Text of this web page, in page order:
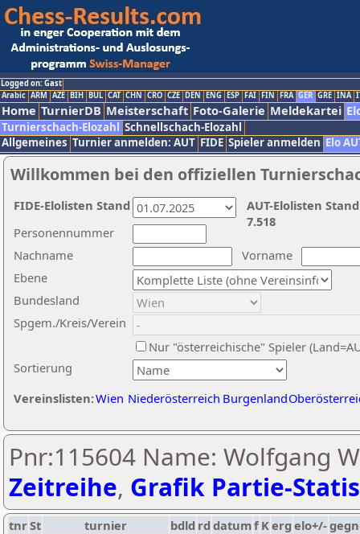
Logged on: Gast
Arabic ARM AZE BIH BUL CAT CHN CRO CZE DEN ENG ESP FAI FIN FRA GER GRE INA
Home TurnierDB Meisterschaft Foto-Galerie Meldekartei
Turnierschach-Elozahl Schnellschach-Elozahl
Allgemeines Turnier anmelden: AUT FIDE Spieler anmelden Elo
Willkommen bei den offiziellen
Nachname
Vorname
Ebene
Sortierung
Personennummer
Bundesland
Spgem./Kreis/Verein
Nur "österreichische" Spieler
Vereinslisten:Wien Niederösterreich Burgenland
AUT-Elolisten
7.518
FIDE-Elolisten Stand
Pnr:115604 Name: Wolfgang
Zeitreihe, Grafik Partie-
tnrSt turnier bdld rd datumf Kerg elo+/-